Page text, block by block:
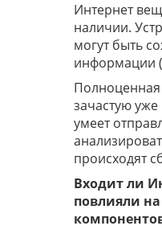
Интернет
наличии.
могут быть
информации
Полноценная
зачастую
умеет
происходят
Входит ли
повлияли